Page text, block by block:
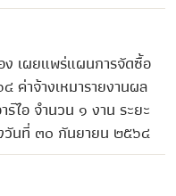
ง เผยแพร่แผนการจัดซื้อ
ค่าจ้างเหมารายงานผล
ร์ไอ จำนวน ๑ งาน ระยะ
วันที่ ๓๐ กันยายน ๒๕๖๔